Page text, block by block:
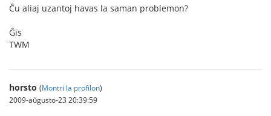
Ĉu aliaj uzantoj havas la saman problemon?
Ĝis
TWM
horsto (Montri la profilon)
2009-aŭgusto-23 20:39:59